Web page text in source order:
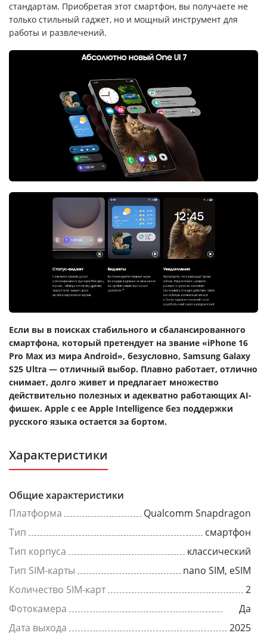
стандартам. Приобретая этот смартфон, вы получаете не
только стильный гаджет, но и мощный инструмент для
работы и развлечений.
Если вы в поисках стабильного и сбалансированного
смартфона, который претендует на звание «iPhone 16
Pro Max из мира Android», безусловно, Samsung Galaxy
S25 Ultra — отличный выбор. Плавно работает, отлично
снимает, долго живет и предлагает множество
действительно полезных и адекватно работающих AI-
фишек. Apple с ее Apple Intelligence без поддержки
русского языка остается за бортом.
Характеристики
Общие характеристики
Платформа
Qualcomm Snapdragon
Тип
смартфон
Тип корпуса
классический
Тип SIM-карты
nano SIM, eSIM
Количество SIM-карт
2
Фотокамера
Да
Дата выхода
2025